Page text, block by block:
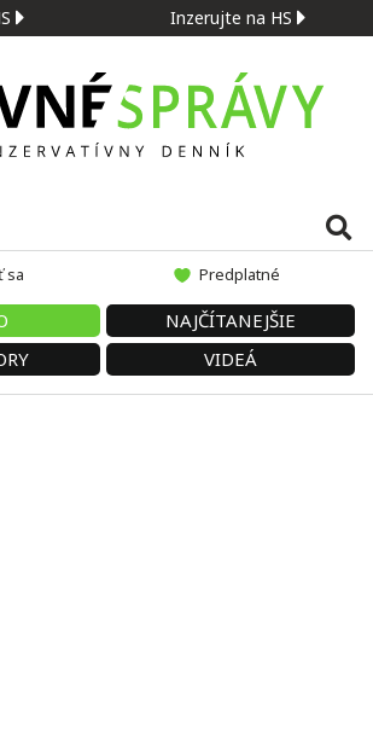
Inzerujte na HS
sa Predplatné
NAJČÍTANEJŠIE
VIDEÁ